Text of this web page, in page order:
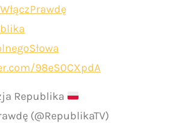
98eS0CXpdA
Republika
(@RepublikaTV)